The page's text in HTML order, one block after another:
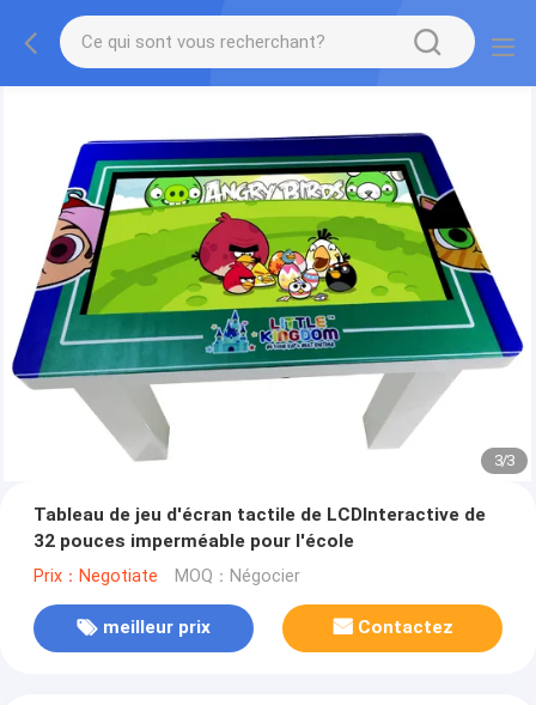
1/3
Tableau de jeu d'écran tactile de LCDInteractive de
32 pouces imperméable pour l'école
Prix：Negotiate MOQ：Négocier
meilleur prix Contactez